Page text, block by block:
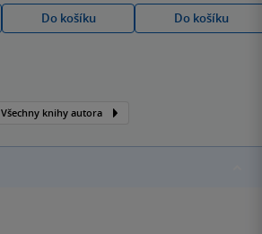
Do košíku
Do košíku
Všechny knihy autora